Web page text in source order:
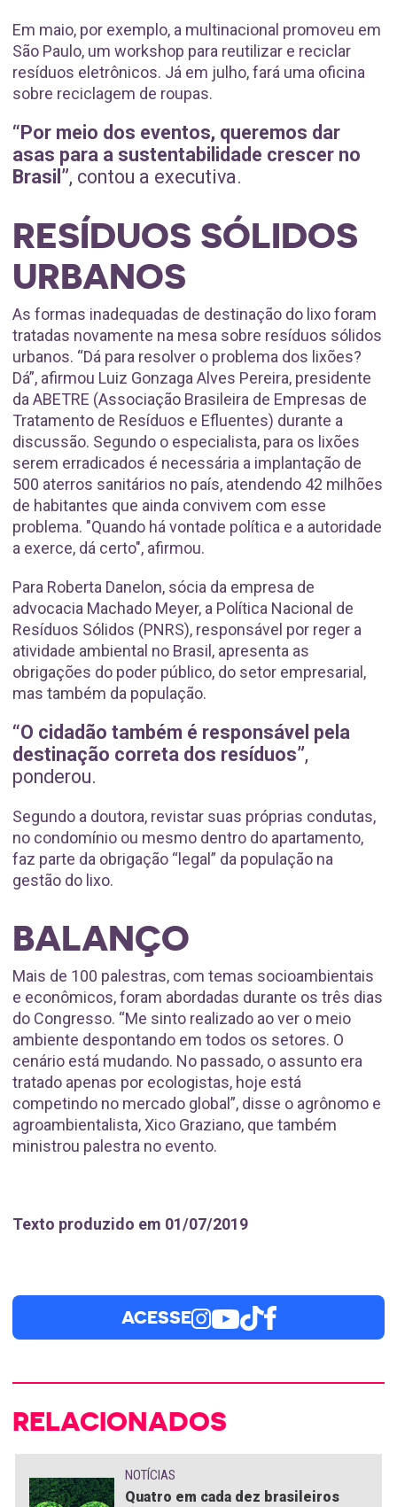
Em maio, por exemplo, a multinacional promoveu em
São Paulo, um workshop para reutilizar e reciclar
resíduos eletrônicos. Já em julho, fará uma oficina
sobre reciclagem de roupas.
“Por meio dos eventos, queremos dar
asas para a sustentabilidade crescer no
Brasil”, contou a executiva.
RESÍDUOS SÓLIDOS
URBANOS
As formas inadequadas de destinação do lixo foram
tratadas novamente na mesa sobre resíduos sólidos
urbanos. “Dá para resolver o problema dos lixões?
Dá”, afirmou Luiz Gonzaga Alves Pereira, presidente
da ABETRE (Associação Brasileira de Empresas de
Tratamento de Resíduos e Efluentes) durante a
discussão. Segundo o especialista, para os lixões
serem erradicados é necessária a implantação de
500 aterros sanitários no país, atendendo 42 milhões
de habitantes que ainda convivem com esse
problema. "Quando há vontade política e a autoridade
a exerce, dá certo", afirmou.
Para Roberta Danelon, sócia da empresa de
advocacia Machado Meyer, a Política Nacional de
Resíduos Sólidos (PNRS), responsável por reger a
atividade ambiental no Brasil, apresenta as
obrigações do poder público, do setor empresarial,
mas também da população.
“O cidadão também é responsável pela
destinação correta dos resíduos”,
ponderou.
Segundo a doutora, revistar suas próprias condutas,
no condomínio ou mesmo dentro do apartamento,
faz parte da obrigação “legal” da população na
gestão do lixo.
BALANÇO
Mais de 100 palestras, com temas socioambientais
e econômicos, foram abordadas durante os três dias
do Congresso. “Me sinto realizado ao ver o meio
ambiente despontando em todos os setores. O
cenário está mudando. No passado, o assunto era
tratado apenas por ecologistas, hoje está
competindo no mercado global”, disse o agrônomo e
agroambientalista, Xico Graziano, que também
ministrou palestra no evento.
Texto produzido em 01/07/2019
ACESSE
RELACIONADOS
NOTÍCIAS
Quatro em cada dez brasileiros